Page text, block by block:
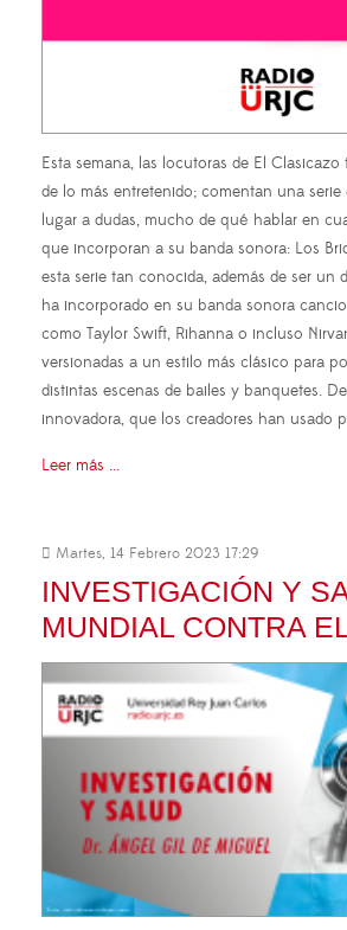
Esta semana, las locutoras de El
de lo más entretenido; comentan una serie
lugar a dudas, mucho de qué hablar en
que incorporan a su banda sonora: Los
esta serie tan conocida, además de ser un
ha incorporado en su banda sonora
como Taylor Swift, Rihanna o incluso
versionadas a un estilo más clásico para
distintas escenas de bailes y banquetes.
innovadora, que los creadores han usado
Leer más ...
Martes, 14 Febrero 2023 17:29
INVESTIGACIÓN Y
MUNDIAL CONTRA